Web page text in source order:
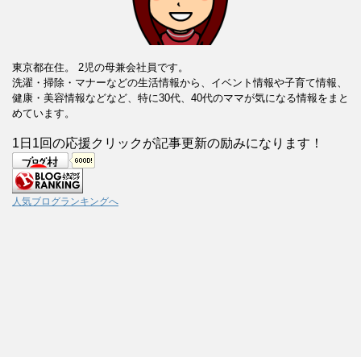
東京都在住。 2児の母兼会社員です。
洗濯・掃除・マナーなどの生活情報から、イベント情報や子育て情報、
健康・美容情報などなど、特に30代、40代のママが気になる情報をまと
めています。
1日1回の応援クリックが記事更新の励みになります！
人気ブログランキングへ